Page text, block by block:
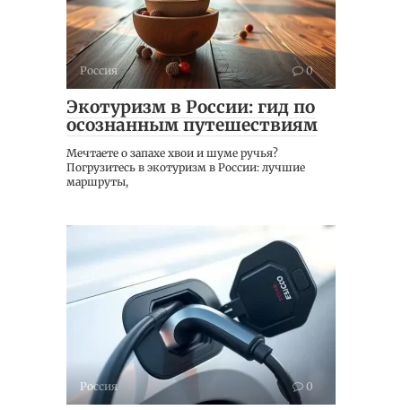
Россия 0
Экотуризм в России: гид по
осознанным путешествиям
Мечтаете о запахе хвои и шуме ручья?
Погрузитесь в экотуризм в России: лучшие
маршруты,
Россия 0